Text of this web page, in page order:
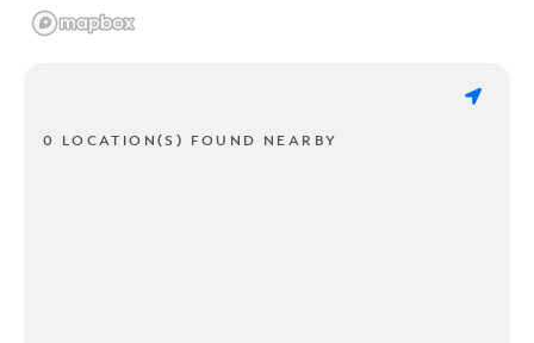
0 LOCATION(S) FOUND NEARBY